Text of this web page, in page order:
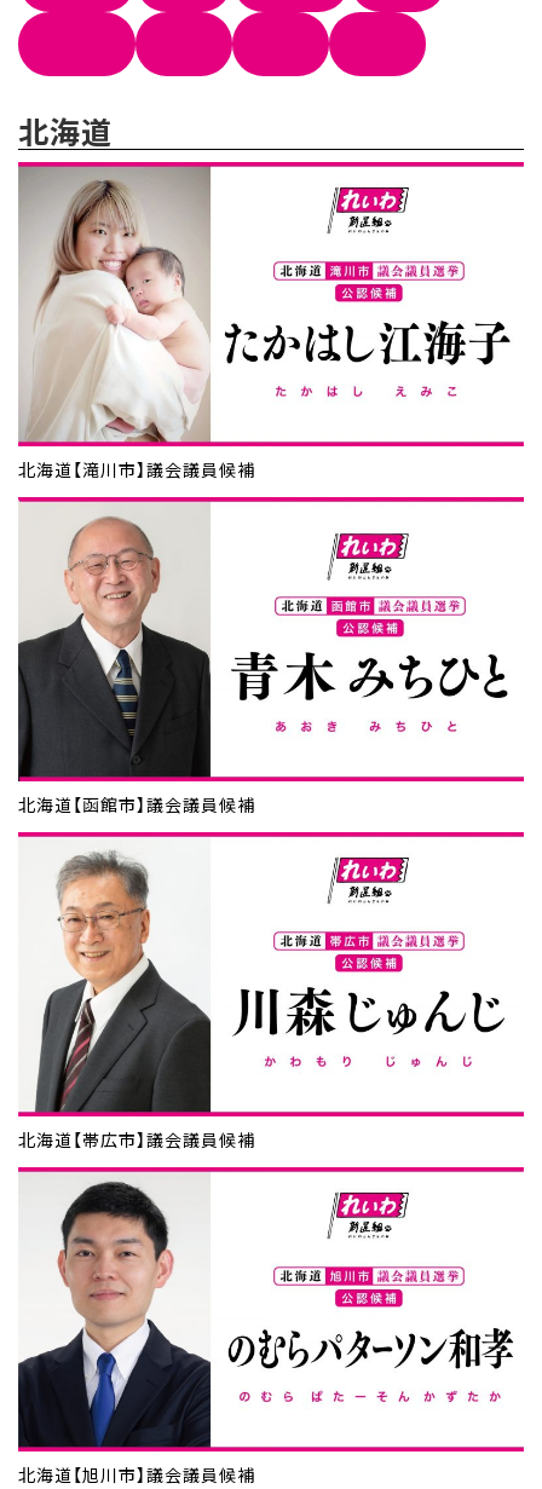
北海道
北海道【滝川市】議会議員候補
北海道【函館市】議会議員候補
北海道【帯広市】議会議員候補
北海道【旭川市】議会議員候補